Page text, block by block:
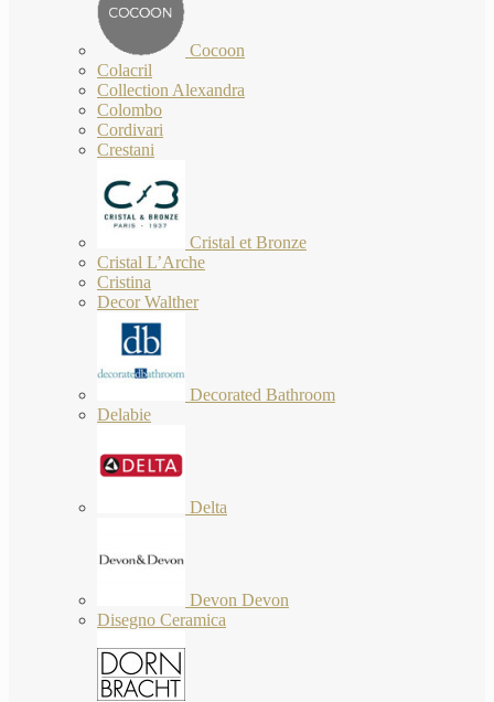
Cocoon
Colacril
Collection Alexandra
Colombo
Cordivari
Crestani
Cristal et Bronze
Cristal L’Arche
Cristina
Decor Walther
Decorated Bathroom
Delabie
Delta
Devon Devon
Disegno Ceramica